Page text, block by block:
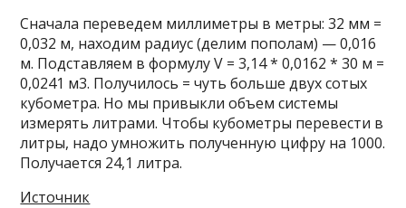
Сначала переведем миллиметры в метры: 32 мм =
0,032 м, находим радиус (делим пополам) — 0,016
м. Подставляем в формулу V = 3,14 * 0,0162 * 30 м =
0,0241 м3. Получилось = чуть больше двух сотых
кубометра. Но мы привыкли объем системы
измерять литрами. Чтобы кубометры перевести в
литры, надо умножить полученную цифру на 1000.
Получается 24,1 литра.
Источник